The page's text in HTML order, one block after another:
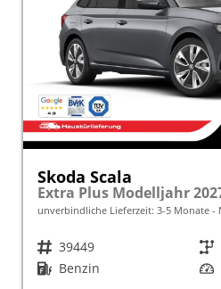
Skoda Scala
unverbindliche Lieferzeit: 3-5 Monate
Fahrzeugnr. 39449 Getriebe
Kraftstoff Benzin Leistung